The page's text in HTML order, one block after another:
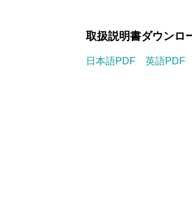
取扱説明書ダウンロ
日本語PDF 英語PDF